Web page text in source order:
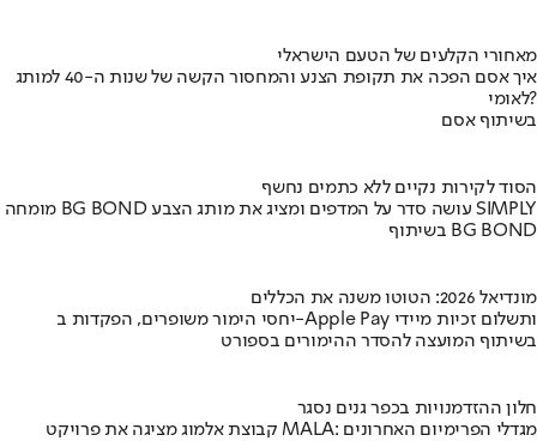
מאחורי הקלעים של הטעם הישראלי
איך אסם הפכה את תקופת הצנע והמחסור הקשה של שנות ה-40 למותג
לאומי?
בשיתוף אסם
הסוד לקירות נקיים ללא כתמים נחשף
מומחה BG BOND עושה סדר על המדפים ומציג את מותג הצבע SIMPLY
בשיתוף BG BOND
מונדיאל 2026: הטוטו משנה את הכללים
יחסי הימור משופרים, הפקדות ב-Apple Pay ותשלום זכיות מיידי
בשיתוף המועצה להסדר ההימורים בספורט
חלון ההזדמנויות בכפר גנים נסגר
קבוצת אלמוג מציגה את פרויקט MALA: מגדלי הפרימיום האחרונים